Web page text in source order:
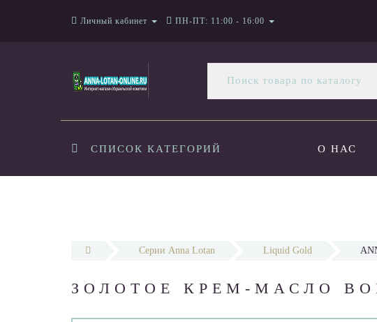
Личный кабинет ПН-ПТ: 11:00 - 16:00
СПИСОК КАТЕГОРИЙ О НАС
Серии Anna Lotan Liquid Gold
ЗОЛОТОЕ КРЕМ-МАСЛО